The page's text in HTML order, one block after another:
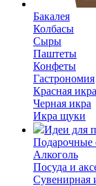
Бакалея
Колбасы
Сыры
Паштеты
Конфеты
Гастрономия
Красная икра
Черная икра
Икра щуки
Идеи для
Подарочные
Алкоголь
Посуда и
Сувенирная